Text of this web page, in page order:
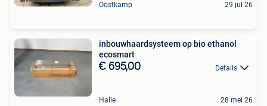
Oostkamp 29 jul 26
inbouwhaardsysteem op bio ethanol
ecosmart
€ 695,00 Details
Halle 28 mei 26